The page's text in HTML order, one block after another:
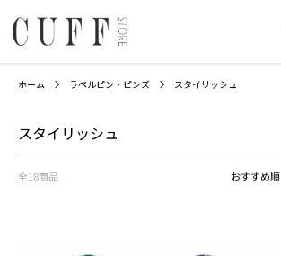
ホーム ラペルピン・ピンズ スタイリッシュ
スタイリッシュ
全18商品 おすすめ順